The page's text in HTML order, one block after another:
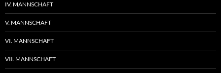
IV. MANNSCHAFT
V. MANNSCHAFT
VI. MANNSCHAFT
VII. MANNSCHAFT